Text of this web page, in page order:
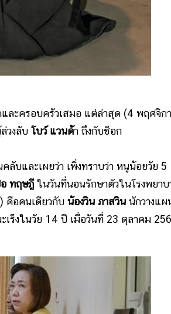
ละครอบครัวเสมอ แต่ล่าสุด (4 พฤศจิก
วงลับ โบว์ แวนด้า ถึงกับช็อก
บและเผยว่า เพิ่งทราบว่า หนูน้อยวัย 5
ทฤษฎีในวันที่นอนรักษาตัวในโรงพยาบ
) คือคนเดียวกับ น้องวิน ภาสวิน นักวางแผ
ะเร็งในวัย 14 ปี เมื่อวันที่ 23 ตุลาคม